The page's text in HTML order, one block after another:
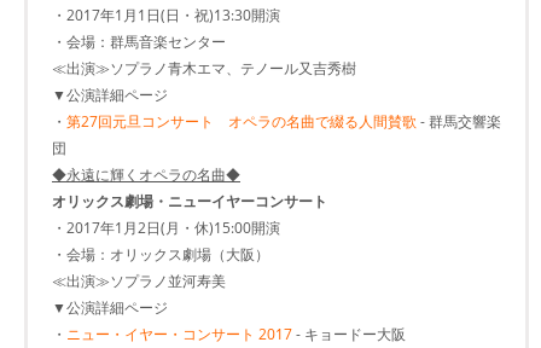
・2017年1月1日(日・祝)13:30開演
・会場：群馬音楽センター
≪出演≫ソプラノ青木エマ、テノール又吉秀樹
▼公演詳細ページ
・ 第27回元旦コンサート オペラの名曲で綴る人間賛歌 - 群馬交響楽
団
◆永遠に輝くオペラの名曲◆
オリックス劇場・ニューイヤーコンサート
・2017年1月2日(月・休)15:00開演
・会場：オリックス劇場（大阪）
≪出演≫ソプラノ並河寿美
▼公演詳細ページ
・ ニュー・イヤー・コンサート 2017- キョードー大阪